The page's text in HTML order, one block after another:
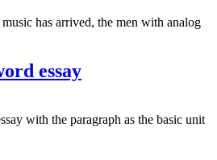
has arrived, the men with analog
essay
with the paragraph as the basic unit